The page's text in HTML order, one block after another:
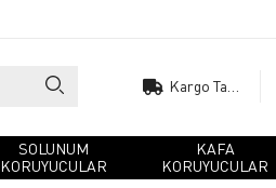
SOLUNUM
KORUYUCULAR
KAFA
KORUYUCULAR